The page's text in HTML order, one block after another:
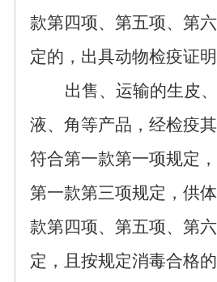
款第四项、第五项、第
定的，出具动物检疫证明
出售、运输的生皮
液、角等产品，经检疫其
符合第一款第一项规定，
第一款第三项规定，供
款第四项、第五项、第
定，且按规定消毒合格